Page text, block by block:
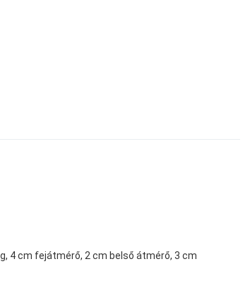
4 cm fejátmérő, 2 cm belső átmérő, 3 cm